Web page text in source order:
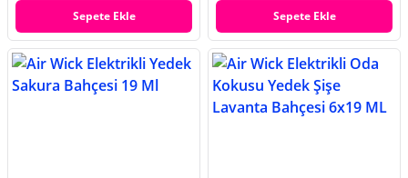
Sepete Ekle Sepete Ekle